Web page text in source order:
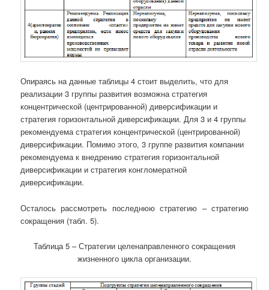
Опираясь на данные таблицы 4 стоит выделить, что для
реализации 3 группы развития возможна стратегия
концентрической (центрированной) диверсификации и
стратегия горизонтальной диверсификации. Для 3 и 4 группы
рекомендуема стратегия концентрической (центрированной)
диверсификации. Помимо этого, 3 группе развития компании
рекомендуема к внедрению стратегия горизонтальной
диверсификации и стратегия конгломератной
диверсификации.
Осталось рассмотреть последнюю стратегию – стратегию
сокращения (табл. 5).
Таблица 5 – Стратегии целенаправленного сокращения
жизненного цикла организации.